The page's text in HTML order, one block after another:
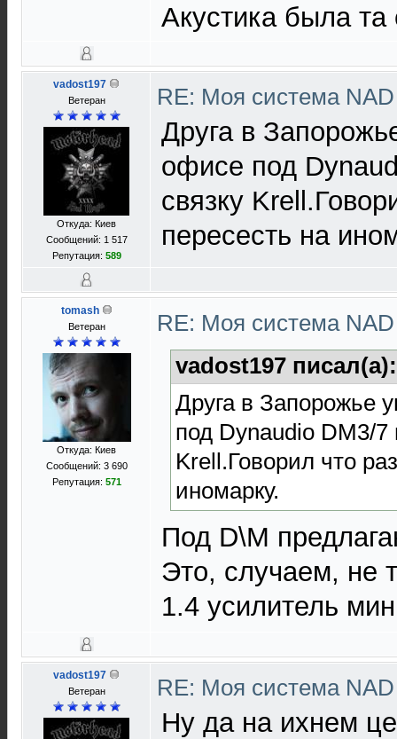
Акустика была
vadost197
Ветеран
Откуда: Киев
Сообщений: 1 517
Репутация: 589
RE: Моя система
Друга в
офисе под
связку
пересесть на
tomash
Ветеран
Откуда: Киев
Сообщений: 3 690
Репутация: 571
RE: Моя система
vadost197
Друга в Запорожье
под Dynaudio DM3/7
Krell.Говорил что
иномарку.
Под D\M
Это, случаем, не
1.4 усилитель
vadost197
Ветеран RE: Моя система
Ну да на ихнем